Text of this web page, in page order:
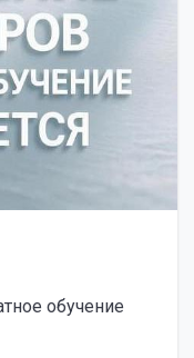
обучение